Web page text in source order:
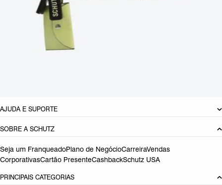
da al a: 55cm | Largura da al a: 1,5cm
CARACTERÍSTICAS
Material: Sintetico
AJUDA E SUPORTE
SOBRE A SCHUTZ
Seja um FranqueadoPlano de NegócioCarreiraVendas
CorporativasCartão PresenteCashbackSchutz USA
PRINCIPAIS CATEGORIAS